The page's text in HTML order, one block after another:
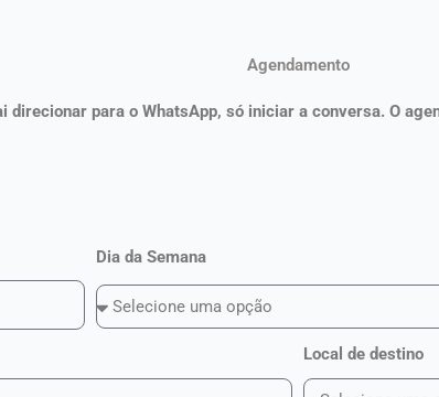
Agendamento
direcionar para o WhatsApp, só iniciar a conversa. O
Dia da Semana
Local de destino